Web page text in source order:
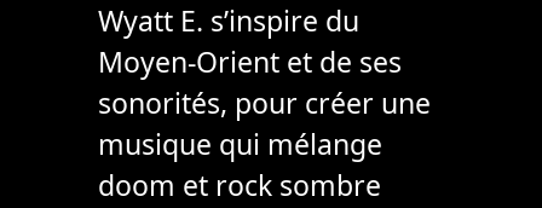
Wyatt E. s’inspire du
Moyen-Orient et de ses
sonorités, pour créer une
musique qui mélange
doom et rock sombre